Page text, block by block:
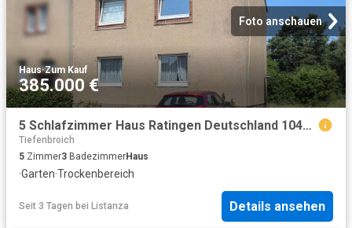
Foto anschauen
Haus·Zum Kauf
385.000 €
5 Schlafzimmer Haus Ratingen Deutschland 104805241
Tiefenbroich
5 Zimmer3 BadezimmerHaus
·Garten·Trockenbereich
Seit 3 Tagen bei Listanza Details ansehen